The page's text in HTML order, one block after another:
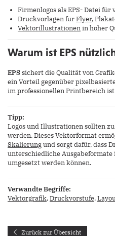
Firmenlogos als EPS-Datei für
Druckvorlagen fürFlyer,
Vektorillustrationenin hoher
Warum ist EPS
EPSsichert die Qualität von
ein Vorteil gegenüber
im professionellen Printbereich ist
Tipp:
Logos und Illustrationen sollten
werden. Dieses Vektorformat
Skalierungund sorgt dafür, dass
unterschiedliche
umgesetzt werden können.
Verwandte Begriffe:
Vektorgrafik,Druckvorstufe,
Zurück zur Übersicht